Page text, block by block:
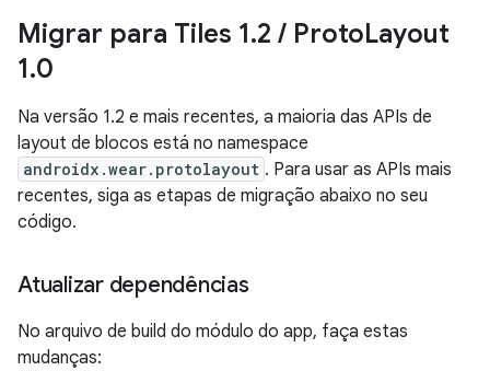
Migrar para Tiles 1.2 / ProtoLayout
1.0
Na versão 1.2 e mais recentes, a maioria das APIs de
layout de blocos está no namespace
androidx.wear.protolayout . Para usar as APIs mais
recentes, siga as etapas de migração abaixo no seu
código.
Atualizar dependências
No arquivo de build do módulo do app, faça estas
mudanças: